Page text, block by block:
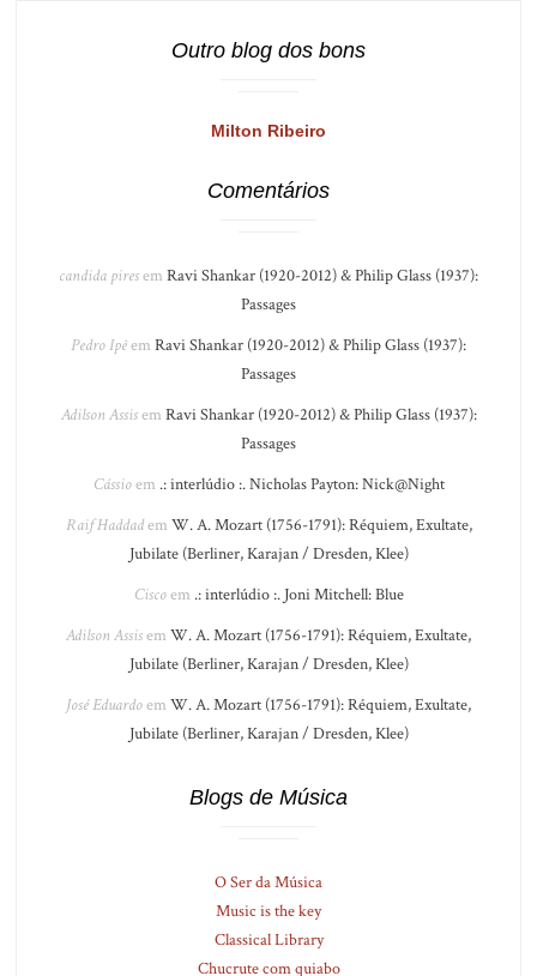
Outro blog dos bons
Milton Ribeiro
Comentários
candida piresem Ravi Shankar (1920-2012) & Philip Glass (1937):
Passages
Pedro Ipêem Ravi Shankar (1920-2012) & Philip Glass (1937):
Passages
Adilson Assisem Ravi Shankar (1920-2012) & Philip Glass (1937):
Passages
Cássioem .: interlúdio :. Nicholas Payton: Nick@Night
Raif Haddadem W. A. Mozart (1756-1791): Réquiem, Exultate,
Jubilate (Berliner, Karajan / Dresden, Klee)
Ciscoem .: interlúdio :. Joni Mitchell: Blue
Adilson Assisem W. A. Mozart (1756-1791): Réquiem, Exultate,
Jubilate (Berliner, Karajan / Dresden, Klee)
José Eduardoem W. A. Mozart (1756-1791): Réquiem, Exultate,
Jubilate (Berliner, Karajan / Dresden, Klee)
Blogs de Música
O Ser da Música
Music is the key
Classical Library
Chucrute com quiabo